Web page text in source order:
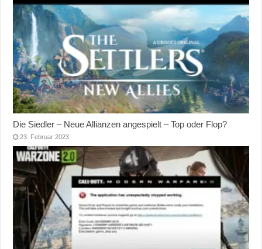
Die Siedler – Neue Allianzen angespielt – Top oder Flop?
23. Februar 2023